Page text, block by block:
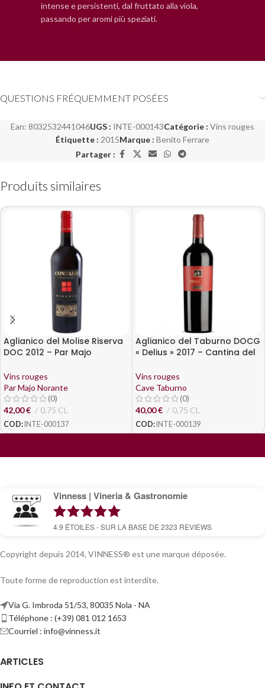
intense e persistenti, dal fruttato alla viola,
passando per aromi più speziati.
QUESTIONS FRÉQUEMMENT POSÉES
Ean: 8032532441046UGS : INTE-000143Catégorie : Vins rouges
Étiquette : 2015Marque : Benito Ferrare
Partager :
Produits similaires
Aglianico del Molise Riserva
DOC 2012 – Par Majo
Vins rouges
Par Majo Norante
(0)
42,00€ 0,75 CL
COD: INTE-000137
Aglianico del Taburno DOCG
« Delius » 2017 – Cantina del
Vins rouges
Cave Taburno
(0)
40,00€ 0,75 CL
COD: INTE-000139
Vinness | Vineria & Gastronomie
4.9 ÉTOILES - SUR LA BASE DE 2323 REVIEWS
Copyright depuis 2014, VINNESS® est une marque déposée.
Toute forme de reproduction est interdite.
Via G. Imbroda 51/53, 80035 Nola - NA
Téléphone : (+39) 081 012 1653
Courriel : info@vinness.it
ARTICLES